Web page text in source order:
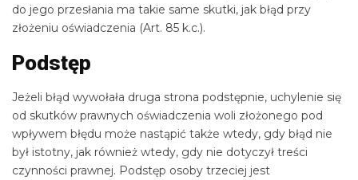
do jego przesłania ma takie same skutki, jak błąd przy
złożeniu oświadczenia (Art. 85 k.c.).
Podstęp
Jeżeli błąd wywołała druga strona podstępnie, uchylenie się
od skutków prawnych oświadczenia woli złożonego pod
wpływem błędu może nastąpić także wtedy, gdy błąd nie
był istotny, jak również wtedy, gdy nie dotyczył treści
czynności prawnej. Podstęp osoby trzeciej jest